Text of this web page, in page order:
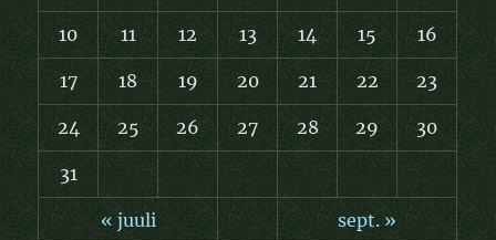
10 11 12 13 14 15 16
17 18 19 20 21 22 23
24 25 26 27 28 29 30
31
« juuli sept. »